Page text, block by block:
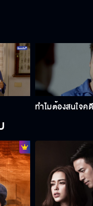
ทำไม บัวบูชา ต้องตายด้วย
รักษาอาการสะอึกได้ด้วย
ทำไมต้องสนใจค